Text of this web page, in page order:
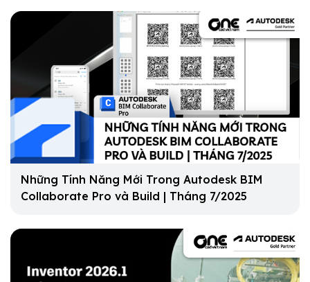
Những Tính Năng Mới Trong Autodesk BIM
Collaborate Pro và Build | Tháng 7/2025